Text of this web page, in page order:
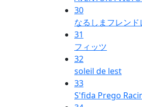
30
なるしまフレン
31
フィッツ
32
soleil de lest
33
S'fida Prego